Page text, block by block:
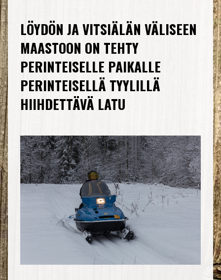
LÖYDÖN JA VITSIÄLÄN VÄLISEEN
MAASTOON ON TEHTY
PERINTEISELLE PAIKALLE
PERINTEISELLÄ TYYLILLÄ
HIIHDETTÄVÄ LATU